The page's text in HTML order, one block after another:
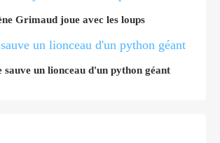
Grimaud joue avec les loups
sauve un lionceau d'un python géant